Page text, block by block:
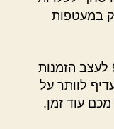
במעטפות
– אם נזכרתם בדקה ה-90 לעצב הזמנות
לוותר על
עוד זמן.